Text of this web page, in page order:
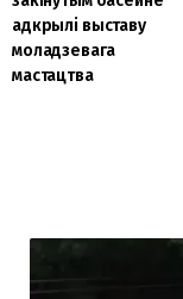
адкрылі выставу
моладзевага
мастацтва